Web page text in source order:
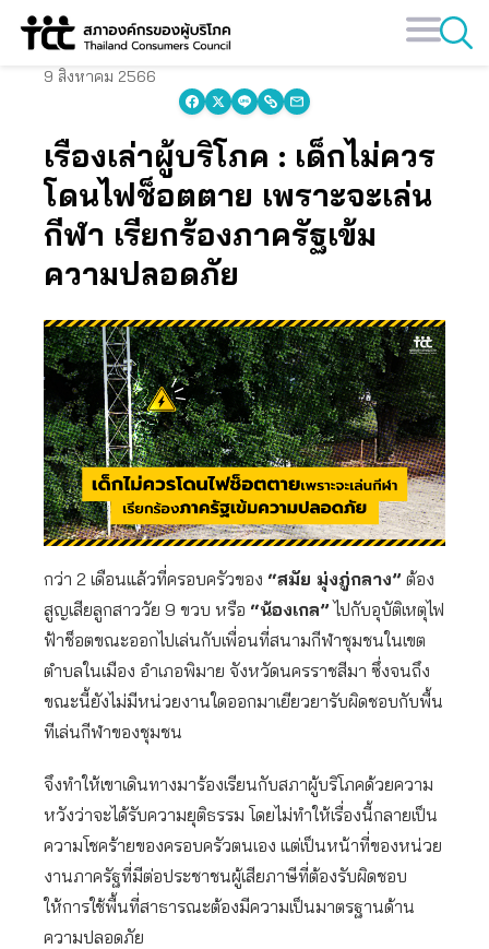
Skip
content
9 สิงหาคม 2566
เรื่องเล่าผู้บริโภค : เด็กไม่ควร
โดนไฟช็อตตาย เพราะจะเล่น
กีฬา เรียกร้องภาครัฐเข้ม
ความปลอดภัย
กว่า 2 เดือนแล้วที่ครอบครัวของ “สมัย มุ่งภู่กลาง” ต้อง
สูญเสียลูกสาววัย 9 ขวบ หรือ “น้องเกล” ไปกับอุบัติเหตุไฟ
ฟ้าช็อตขณะออกไปเล่นกับเพื่อนที่สนามกีฬาชุมชนในเขต
ตำบลในเมือง อำเภอพิมาย จังหวัดนครราชสีมา ซึ่งจนถึง
ขณะนี้ยังไม่มีหน่วยงานใดออกมาเยียวยารับผิดชอบกับพื้น
ทีเล่นกีฬาของชุมชน
จึงทำให้เขาเดินทางมาร้องเรียนกับสภาผู้บริโภคด้วยความ
หวังว่าจะได้รับความยุติธรรม โดยไม่ทำให้เรื่องนี้กลายเป็น
ความโชคร้ายของครอบครัวตนเอง แต่เป็นหน้าที่ของหน่วย
งานภาครัฐที่มีต่อประชาชนผู้เสียภาษีที่ต้องรับผิดชอบ
ให้การใช้พื้นที่สาธารณะต้องมีความเป็นมาตรฐานด้าน
ความปลอดภัย